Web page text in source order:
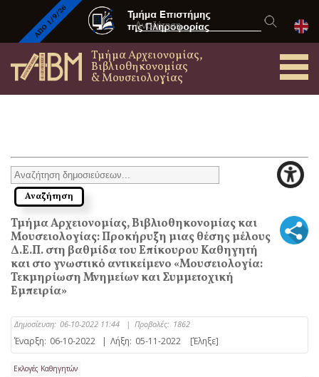
Τμήμα Αρχειονομίας,
Βιβλιοθηκονομίας
& Μουσειολογίας
Τμήμα Αρχειονομίας, Βιβλιοθηκονομίας και
Μουσειολογίας: Προκήρυξη μιας θέσης μέλους
Δ.Ε.Π. στη βαθμίδα του Επίκουρου Καθηγητή
και στο γνωστικό αντικείμενο «Μουσειολογία:
Τεκμηρίωση Μνημείων και Συμμετοχική
Εμπειρία»
Δημοσίευση: 06-10-2022 11:44 | Προβολές: 1862
Έναρξη: 06-10-2022 | Λήξη: 05-11-2022 [Έληξε]
Εκλογές Καθηγητών